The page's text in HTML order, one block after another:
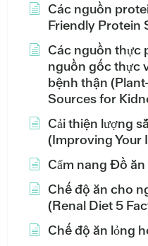
Các nguồn
Friendly Protein
Các nguồn thực
nguồn gốc thực
bệnh thận
Sources for
Cải thiện lượng
(Improving Your
Cẩm nang Đồ
Chế độ ăn cho
(Renal Diet 5
Chế độ ăn lỏng